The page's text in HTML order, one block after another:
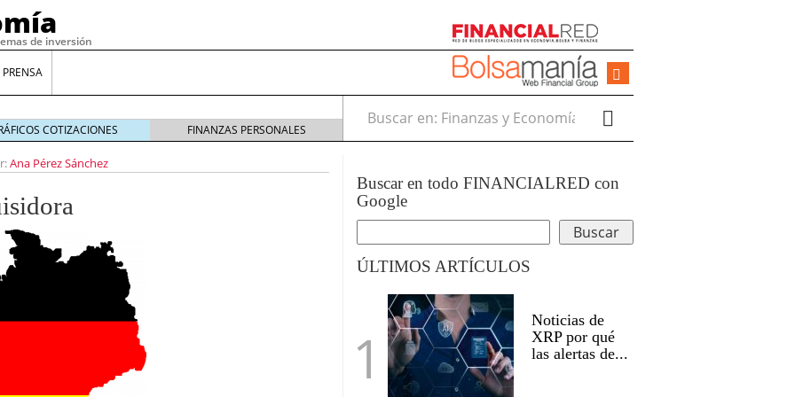
de inversión
¿Por qué el Préstamo Promotor privado
12 de diciembre de 2025
aprovechar esta opción para gestionar tus
de 2025
es una decisión financiera: cómo anticiparte
COTIZACIONES FINANZAS PERSONALES
Buscar en:
Ana Pérez Sánchez
Buscar en todo FINANCIALRED con
Google
ÚLTIMOS ARTÍCULOS
Noticias de
XRP por qué
las alertas de...